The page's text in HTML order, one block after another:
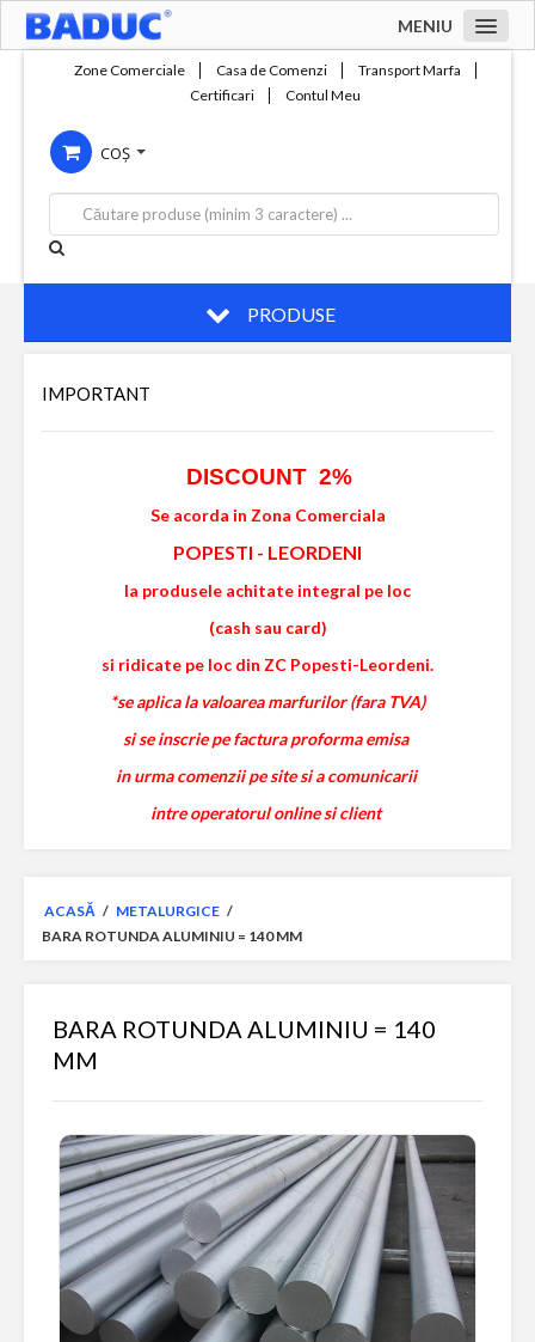
MENIU
Compania
Servicii
Productie
Contact
Zone Comerciale Casa de Comenzi
Transport Marfa
Certificari
Contul Meu
COȘ
PRODUSE
IMPORTANT
DISCOUNT 2%
Se acorda in Zona Comerciala
POPESTI - LEORDENI
la produsele achitate integral pe loc
(cash sau card)
si ridicate pe loc din ZC Popesti-Leordeni.
*se aplica la valoarea marfurilor (fara TVA)
si se inscrie pe factura proforma emisa
in urma comenzii pe site si a comunicarii
intre operatorul online si client
ACASĂ / METALURGICE /
BARA ROTUNDA ALUMINIU = 140 MM
BARA ROTUNDA ALUMINIU = 140
MM